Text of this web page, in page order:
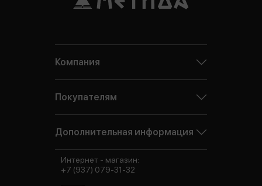
Компания
Покупателям
Дополнительная информация
Интернет - магазин:
+7 (937) 079-31-32